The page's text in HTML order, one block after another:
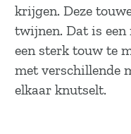
krijgen. Deze
twijnen. Dat is een
een sterk touw te
met verschillende
elkaar knutselt.